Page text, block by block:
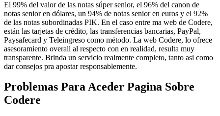
El 99% del valor de las notas súper senior, el 96% del canon de
notas senior en dólares, un 94% de notas senior en euros y el 92%
de las notas subordinadas PIK. En el caso entre ma web de Codere,
están las tarjetas de crédito, las transferencias bancarias, PayPal,
Paysafecard y Teleingreso como método. La web Codere, lo ofrece
asesoramiento overall al respecto con en realidad, resulta muy
transparente. Brinda un servicio realmente completo, tanto asi como
dar consejos pra apostar responsablemente.
Problemas Para Aceder Pagina Sobre
Codere